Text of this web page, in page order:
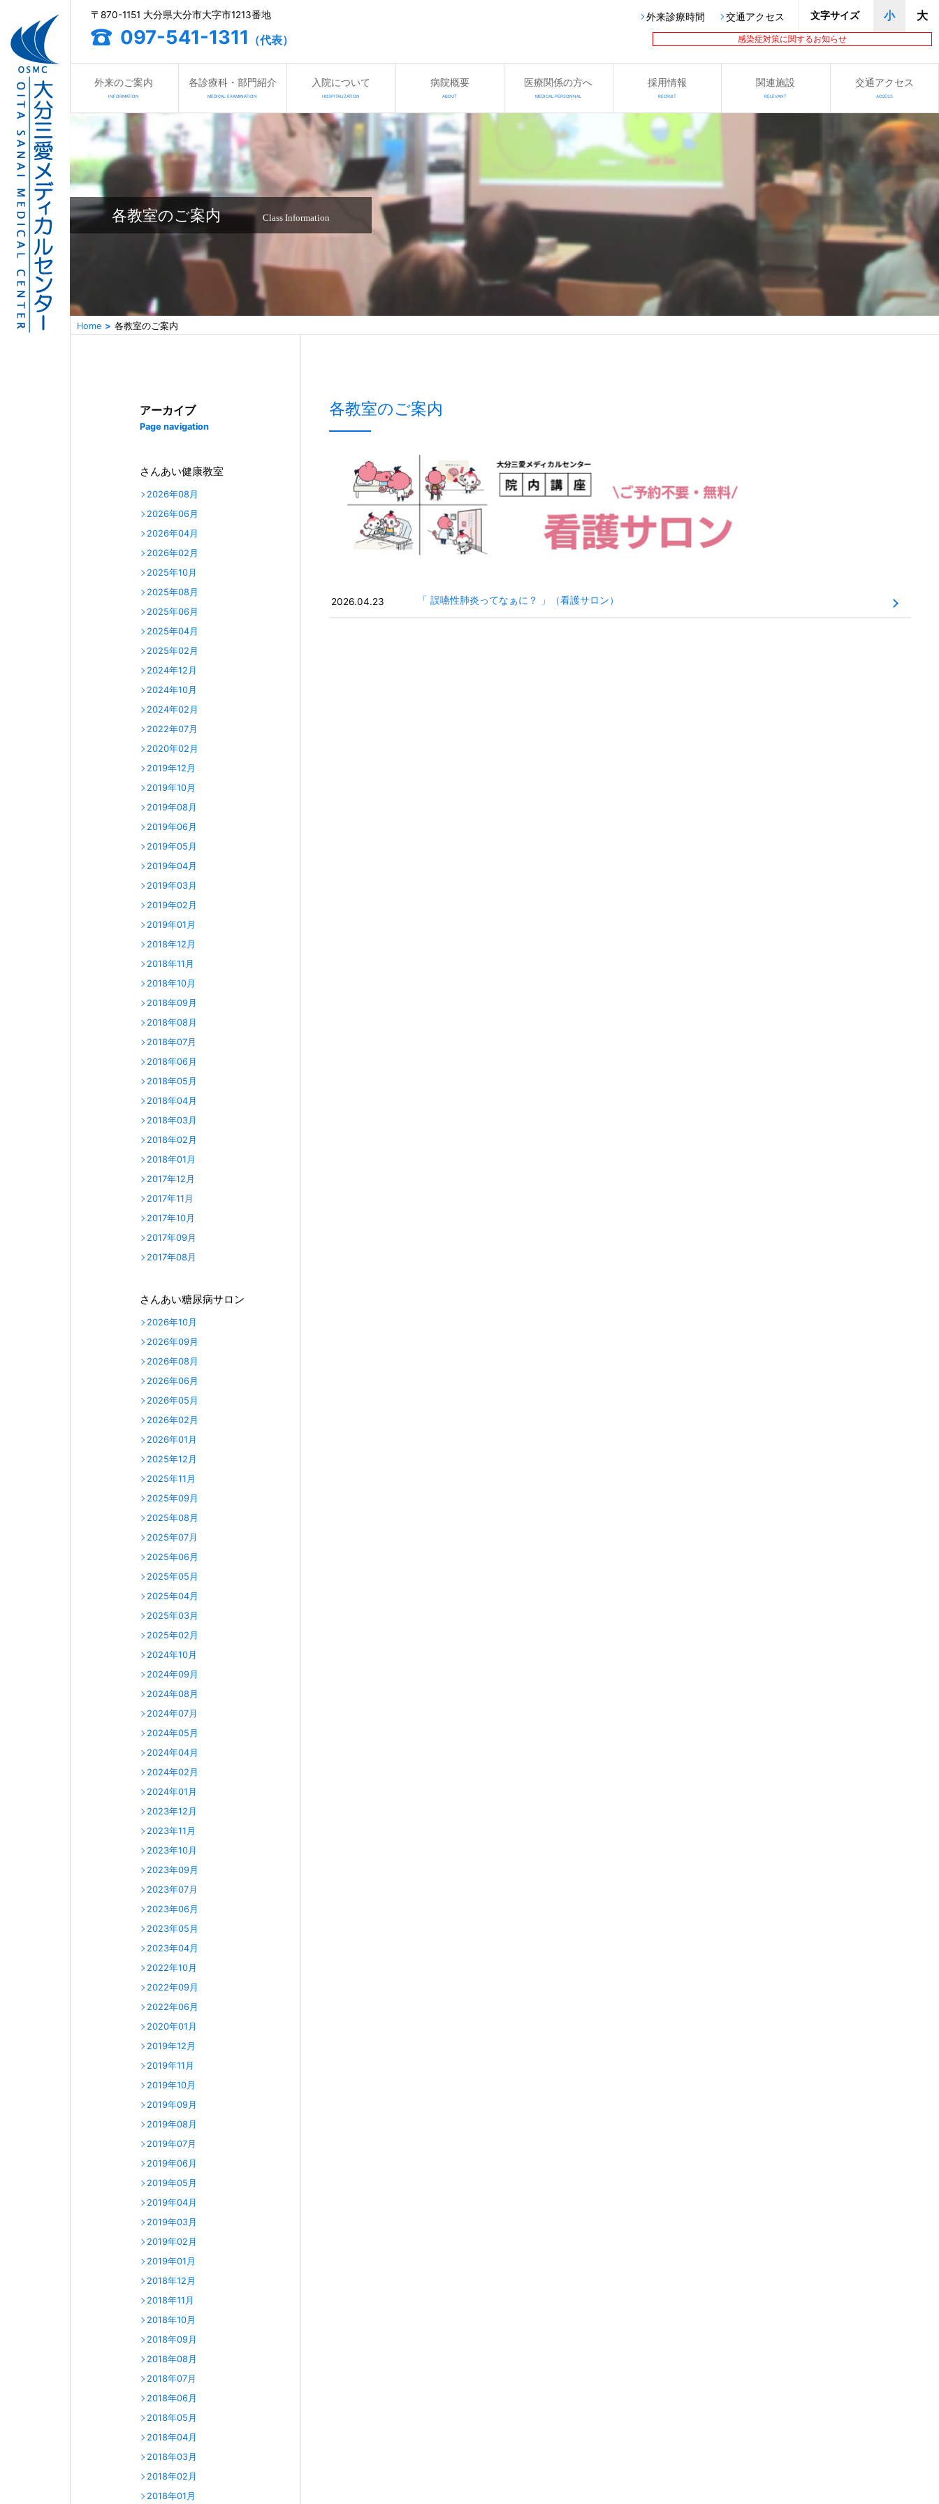
感染症対策に関するお知らせ
〒870-1151 大分県大分市大字市1213番地
097-541-1311 （代表）
外来診療時間 交通アクセス 文字サイズ 小 大
外来のご案内
INFORMATION
各診療科・部門紹介
MEDICAL EXAMINATION
入院について
HOSPITALIZATION
病院概要
ABOUT
医療関係の方へ
MEDICAL PERSONNAL
採用情報
RECRUIT
関連施設
RELEVANT
交通アクセス
ACCESS
各教室のご案内 Class Information
Home 各教室のご案内
アーカイブ
Page navigation
さんあい健康教室
2026年08月
2026年06月
2026年04月
2026年02月
2025年10月
2025年08月
2025年06月
2025年04月
2025年02月
2024年12月
2024年10月
2024年02月
2022年07月
2020年02月
2019年12月
2019年10月
2019年08月
2019年06月
2019年05月
2019年04月
2019年03月
2019年02月
2019年01月
2018年12月
2018年11月
2018年10月
2018年09月
2018年08月
2018年07月
2018年06月
2018年05月
2018年04月
2018年03月
2018年02月
2018年01月
2017年12月
2017年11月
2017年10月
2017年09月
2017年08月
さんあい糖尿病サロン
2026年10月
2026年09月
2026年08月
2026年06月
2026年05月
2026年02月
2026年01月
2025年12月
2025年11月
2025年09月
2025年08月
2025年07月
2025年06月
2025年05月
2025年04月
2025年03月
2025年02月
2024年10月
2024年09月
2024年08月
2024年07月
2024年05月
2024年04月
2024年02月
2024年01月
2023年12月
2023年11月
2023年10月
2023年09月
2023年07月
2023年06月
2023年05月
2023年04月
2022年10月
2022年09月
2022年06月
2020年01月
2019年12月
2019年11月
2019年10月
2019年09月
2019年08月
2019年07月
2019年06月
2019年05月
2019年04月
2019年03月
2019年02月
2019年01月
2018年12月
2018年11月
2018年10月
2018年09月
2018年08月
2018年07月
2018年06月
2018年05月
2018年04月
2018年03月
2018年02月
2018年01月
各教室のご案内
2026.04.23 「 誤嚥性肺炎ってなぁに？ 」（看護サロン）